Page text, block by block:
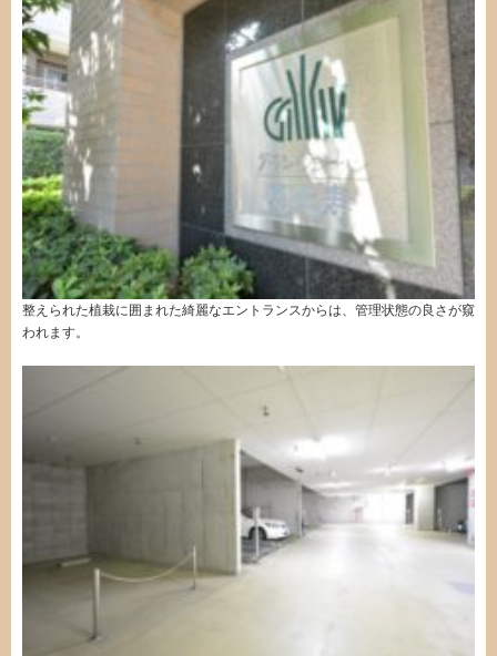
整えられた植栽に囲まれた綺麗なエントランスからは、管理状態の良さが窺
われます。